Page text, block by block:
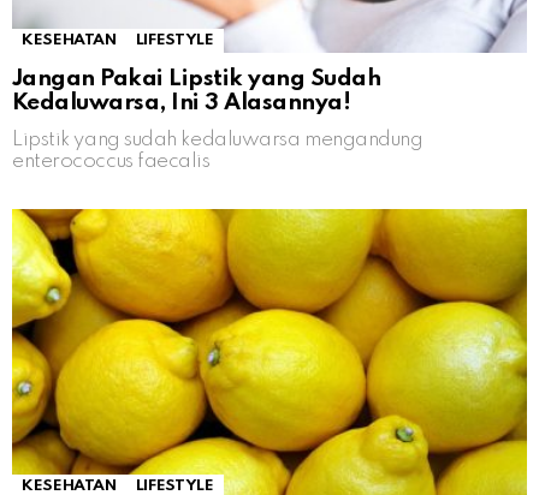
KESEHATAN LIFESTYLE
Jangan Pakai Lipstik yang Sudah
Kedaluwarsa, Ini 3 Alasannya!
Lipstik yang sudah kedaluwarsa mengandung
enterococcus faecalis
KESEHATAN LIFESTYLE